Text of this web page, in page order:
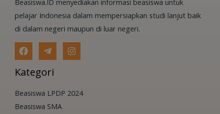
pelajar Indonesia dalam mempersiapkan studi lanjut baik
di dalam negeri maupun di luar negeri.
Kategori
Beasiswa LPDP 2024
Beasiswa SMA